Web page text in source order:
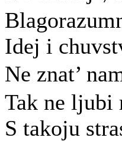
Idej i
Ne znat’
Tak ne ljubi
S takoju